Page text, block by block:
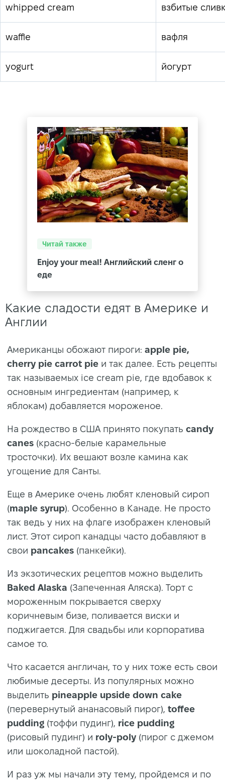
whipped cream взбитые
waffle вафля
yogurt йогурт
Читай также
Enjoy your meal! Английский сленг о
еде
Какие сладости едят в Америке и
Англии
Американцы обожают пироги: apple pie,
cherry pie carrot pie и так далее. Есть рецепты
так называемых ice cream pie, где вдобавок к
основным ингредиентам (например, к
яблокам) добавляется мороженое.
На рождество в США принято покупать candy
canes (красно-белые карамельные
тросточки). Их вешают возле камина как
угощение для Санты.
Еще в Америке очень любят кленовый сироп
(maple syrup). Особенно в Канаде. Не просто
так ведь у них на флаге изображен кленовый
лист. Этот сироп канадцы часто добавляют в
свои pancakes (панкейки).
Из экзотических рецептов можно выделить
Baked Alaska (Запеченная Аляска). Торт с
мороженным покрывается сверху
коричневым бизе, поливается виски и
поджигается. Для свадьбы или корпоратива
самое то.
Что касается англичан, то у них тоже есть свои
любимые десерты. Из популярных можно
выделить pineapple upside down cake
(перевернутый ананасовый пирог), toffee
pudding (тоффи пудинг), rice pudding
(рисовый пудинг) и roly-poly (пирог с джемом
или шоколадной пастой).
И раз уж мы начали эту тему, пройдемся и по